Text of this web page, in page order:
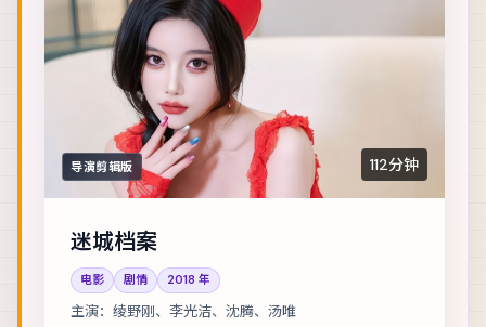
导演剪辑版 112分钟
迷城档案
电影 剧情 2018 年
主演： 绫野刚、李光洁、沈腾、汤唯